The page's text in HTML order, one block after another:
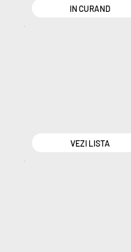
IN CURAND
VEZI LISTA